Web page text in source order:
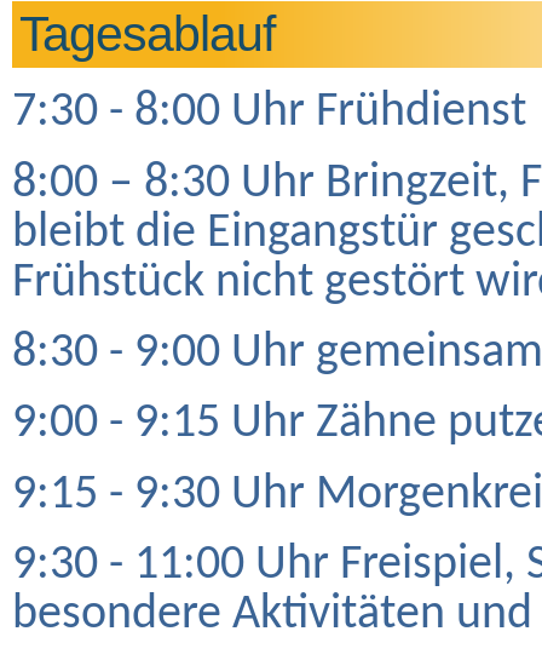
Tagesablauf
7:30 - 8:00 Uhr Frühdienst
8:00 – 8:30 Uhr Bringzeit,
bleibt die Eingangstür
Frühstück nicht gestört
8:30 - 9:00 Uhr
9:00 - 9:15 Uhr Zähne
9:15 - 9:30 Uhr
9:30 - 11:00 Uhr Freispiel,
besondere Aktivitäten